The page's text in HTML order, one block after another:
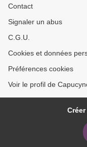
Contact
Signaler un abus
C.G.U.
Cookies et données
Préférences cookies
Voir le profil de